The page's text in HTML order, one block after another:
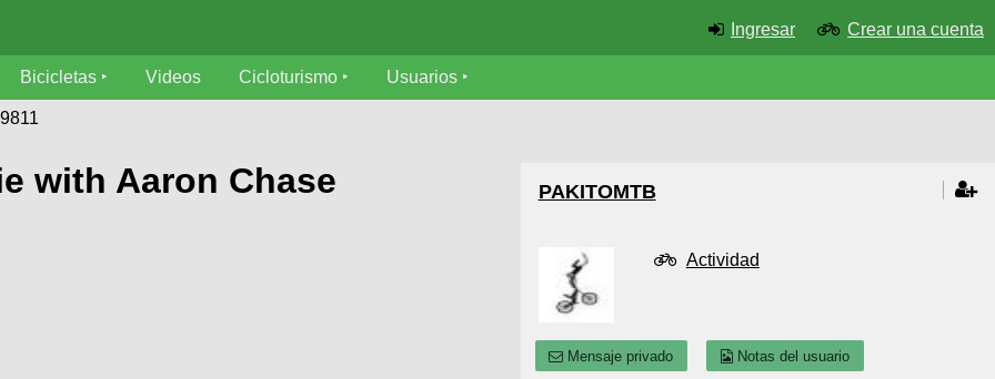
Ingresar Crear una cuenta
Bicicletas Videos Cicloturismo Usuarios
with Aaron Chase PAKITOMTB
Actividad
Mensaje privado Notas del usuario